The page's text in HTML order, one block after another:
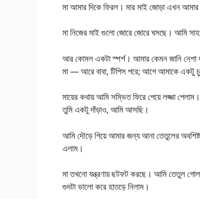
মা আমার দিকে ফিরল। মার মাই জোড়া এখন
মা নিজের মাই গুলো জোরে জোরে ঘসছে। আমি
আর কোমল একটা স্পর্শ। আমার কেমন জানি নেশা
মা — আরে বাবা, টিপিস পরে; আগে আমাকে একটু
মায়ের কথায় আমি সম্ভিত ফিরে পেয়ে লজ্জা
তুমি একটু দাঁড়াও, আমি আসছি।
আমি দৌড়ে গিয়ে আমার জন্য আনা তেতুলের অবশিষ্ট
এলাম।
মা তখনো যন্ত্রণায় ছটফট করছে। আমি তেতুল
গুদটা ভালো করে হাতড়ে নিলাম।